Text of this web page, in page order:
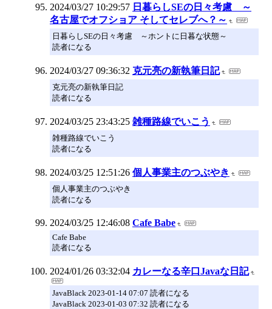
2024/03/27 10:29:57 日暮らしSEの日々考慮 ～
名古屋でオフショア そしてセレブへ？～
日暮らしSEの日々考慮 ～ホントに日暮な状態～
読者になる
2024/03/27 09:36:32 克元亮の新執筆日記
克元亮の新執筆日記
読者になる
2024/03/25 23:43:25 雑種路線でいこう
雑種路線でいこう
読者になる
2024/03/25 12:51:26 個人事業主のつぶやき
個人事業主のつぶやき
読者になる
2024/03/25 12:46:08 Cafe Babe
Cafe Babe
読者になる
2024/01/26 03:32:04 カレーなる辛口Javaな日記
JavaBlack 2023-01-14 07:07 読者になる
JavaBlack 2023-01-03 07:32 読者になる